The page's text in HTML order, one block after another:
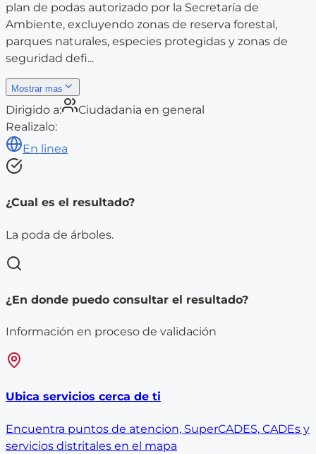
plan de podas autorizado por la Secretaría de
Ambiente, excluyendo zonas de reserva forestal,
parques naturales, especies protegidas y zonas de
seguridad defi...
Mostrar mas
Dirigido a:
Ciudadania en general
Realizalo:
En linea
¿Cual es el resultado?
La poda de árboles.
¿En donde puedo consultar el resultado?
Información en proceso de validación
Ubica servicios cerca de ti
Encuentra puntos de atencion, SuperCADES, CADEs y
servicios distritales en el mapa